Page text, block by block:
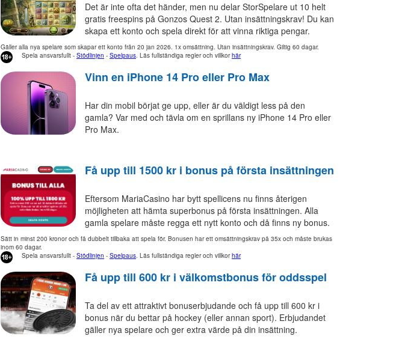
Det är inte ofta det händer, men nu delar StorSpelare ut 10 helt
gratis freespins på Gonzos Quest 2. Utan insättningskrav! Du kan
skapa ett konto och spela direkt för att vinna riktiga pengar.
Gäller alla nya spelare som skapar ett konto från 20 jan 2026. 1x omsättning. Utan insättningskrav. Giltig 60 dagar.
Spela ansvarsfullt - Stödlinjen - Spelpaus. Läs fullständiga regler och villkorhär
Vinn en iPhone 14 Pro eller Pro Max
Har din mobil börjat ge upp, eller är du väldigt less på den
gamla? Var med och tävla om en sprillans ny iPhone 14 Pro eller
Pro Max.
Få upp till 1500 kr i bonus på första insättningen
Eftersom MariaCasino har bytt spellicens nu finns återigen
möjligheten att hämta superbonus på första insättningen. Alla
gamla spelare måste regga ett nytt konto och då finns ny bonus.
Sätt in minst 200 kronor och få dubbelt tillbaka att spela för. Bonusen har ett omsättningskrav på 35x och måste brukas
inom 60 dagar.
Spela ansvarsfullt - Stödlinjen - Spelpaus. Läs fullständiga regler och villkorhär
Få upp till 600 kr i välkomstbonus för oddsspel
Ta del av ett attraktivt bonuserbjudande och få upp till 600 kr i
bonus när du bettar på hockey (eller annan sport). Erbjudandet
gäller nya spelare och ger extra värde på din insättning.